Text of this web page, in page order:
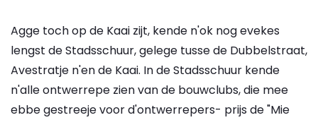
Agge toch op de Kaai zijt, kende n'ok nog evekes
lengst de Stadsschuur, gelege tusse de Dubbelstraat,
Avestratje n'en de Kaai. In de Stadsschuur kende
n'alle ontwerrepe zien van de bouwclubs, die mee
ebbe gestreeje voor d'ontwerrepers- prijs de "Mie